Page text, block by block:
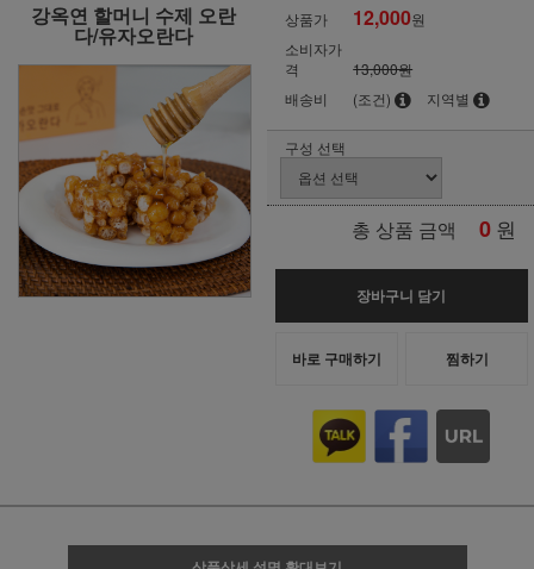
강옥연 할머니 수제 오란
다/유자오란다
상품가 12,000원
소비자가
격
13,000원
배송비
(조건) 지역별
구성 선택
총 상품 금액 0 원
장바구니 담기
바로 구매하기 찜하기